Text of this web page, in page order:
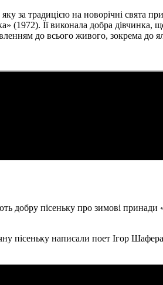
за традицією на новорічні свята
(1972). Її виконала добра
до всього живого, зокрема до
добру пісеньку про зимові
пісеньку написали поет Ігор